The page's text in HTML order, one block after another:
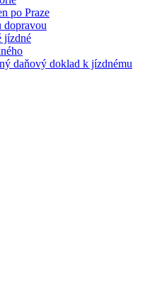
po Praze
dopravou
jízdné
daňový doklad k jízdnému